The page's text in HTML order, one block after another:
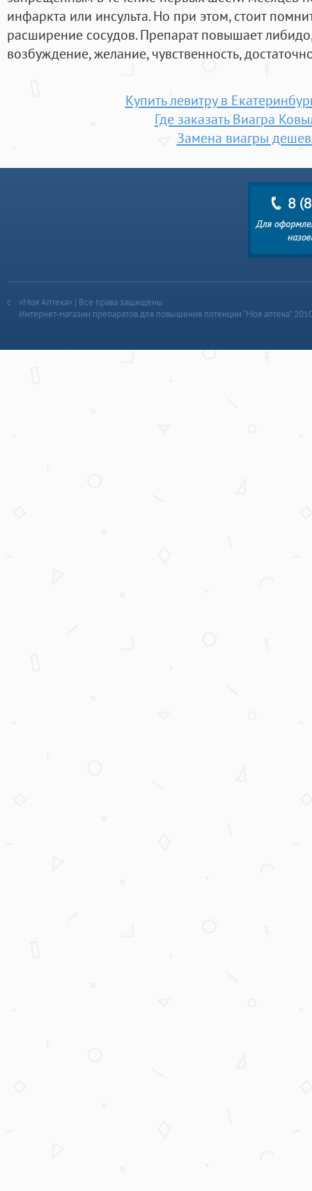
инфаркта или инсульта. Но при этом, стоит
расширение сосудов. Препарат повышает
возбуждение, желание, чувственность,
Купить левитру в
Где заказать Виагра
Замена виагры
«Моя Аптека» | Все права защищены
Интернет-магазин препаратов для повышения потенции “Моя аптека”